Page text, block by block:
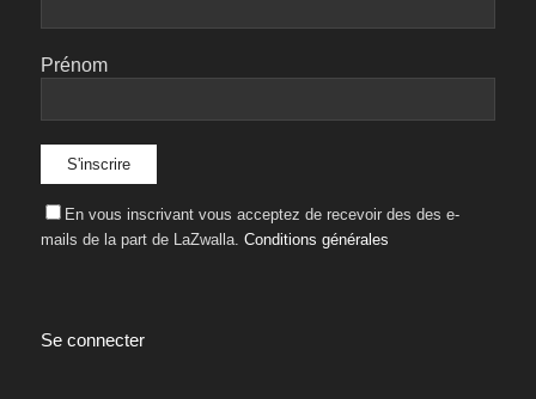
Prénom
En vous inscrivant vous acceptez de recevoir des des e-
mails de la part de LaZwalla. Conditions générales
Se connecter